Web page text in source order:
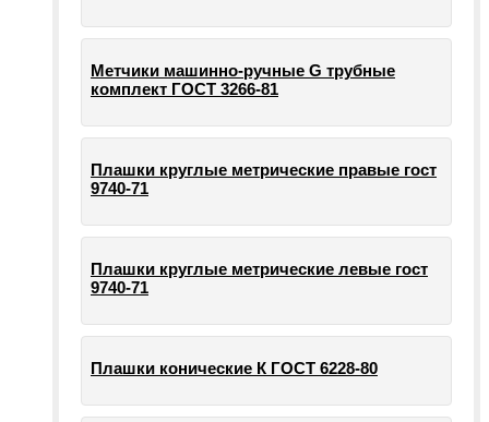
Метчики машинно-ручные G трубные
комплект ГОСТ 3266-81
Плашки круглые метрические правые гост
9740-71
Плашки круглые метрические левые гост
9740-71
Плашки конические К ГОСТ 6228-80